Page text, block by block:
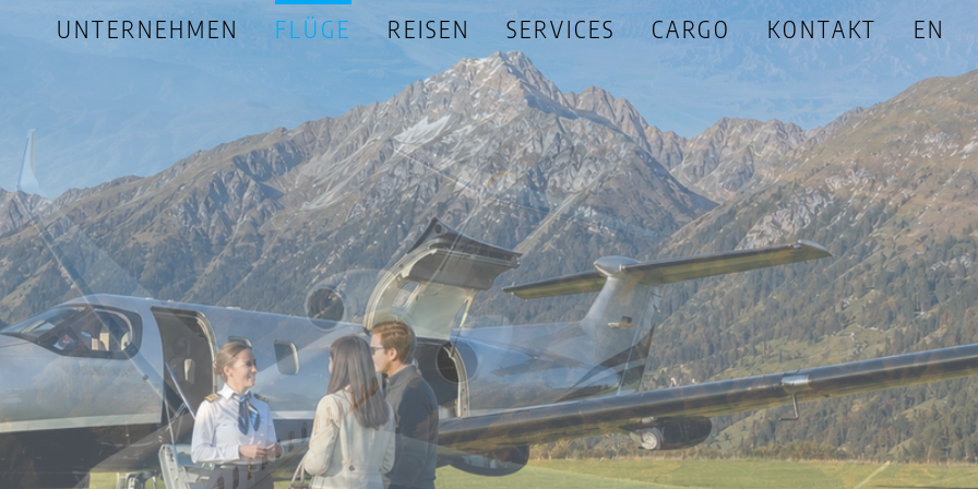
UNTERNEHMEN FLÜGE REISEN SERVICES CARGO KONTAKT EN